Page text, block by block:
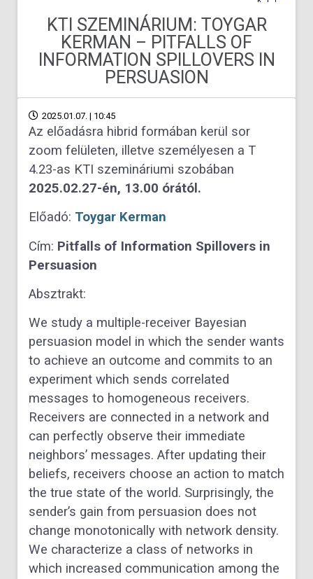
KTI SZEMINÁRIUM: TOYGAR
KERMAN – PITFALLS OF
INFORMATION SPILLOVERS IN
PERSUASION
2025.01.07. | 10:45
Az előadásra hibrid formában kerül sor
zoom felületen, illetve személyesen a T
4.23-as KTI szemináriumi szobában
2025.02.27-én, 13.00 órától.
Előadó: Toygar Kerman
Cím: Pitfalls of Information Spillovers in
Persuasion
Absztrakt:
We study a multiple-receiver Bayesian
persuasion model in which the sender wants
to achieve an outcome and commits to an
experiment which sends correlated
messages to homogeneous receivers.
Receivers are connected in a network and
can perfectly observe their immediate
neighbors’ messages. After updating their
beliefs, receivers choose an action to match
the true state of the world. Surprisingly, the
sender’s gain from persuasion does not
change monotonically with network density.
We characterize a class of networks in
which increased communication among the